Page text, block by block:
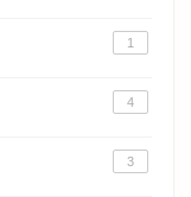
1
4
3